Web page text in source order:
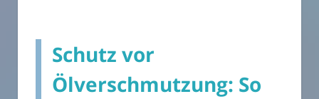
Schutz vor
Ölverschmutzung: So